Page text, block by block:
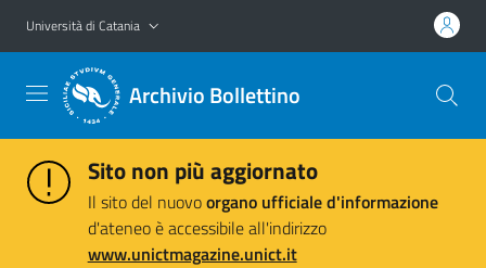
Vai al contenuto principale
Vai al menu di navigazione
Università di Catania
Archivio Bollettino
Sito non più aggiornato
Il sito del nuovoorgano ufficiale d'informazione
d'ateneo è accessibile all'indirizzo
www.unictmagazine.unict.it